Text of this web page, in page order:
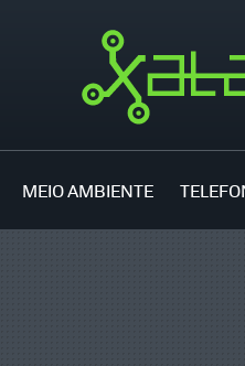
MEIO AMBIENTE